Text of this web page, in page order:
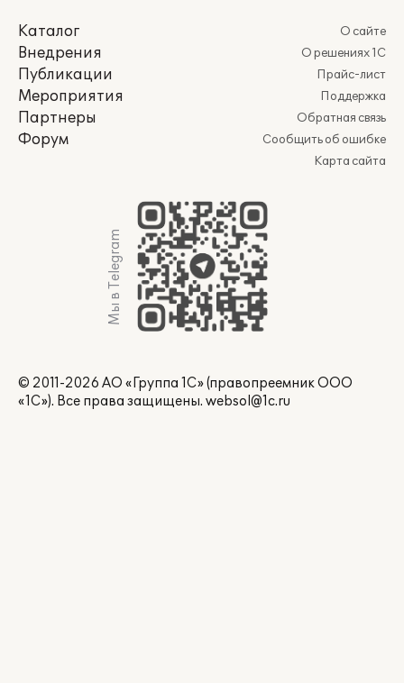
Каталог
Внедрения
Публикации
Мероприятия
Партнеры
Форум
О сайте
О решениях 1С
Прайс-лист
Поддержка
Обратная связь
Сообщить об ошибке
Карта сайта
Мы в Telegram
© 2011-2026 АО «Группа 1С» (правопреемник ООО
«1С»). Все права защищены. websol@1c.ru